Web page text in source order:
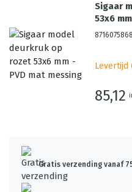
Sigaar
53x6
Levertijd
85,12
Gratis verzending vanaf